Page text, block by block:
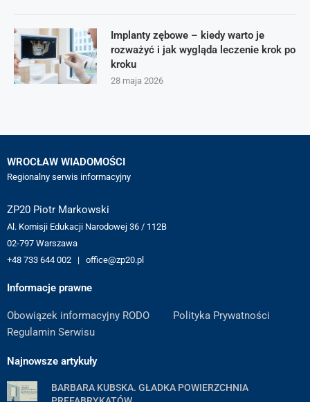
Implanty zębowe – kiedy warto je
rozważyć i jak wygląda leczenie krok po
kroku
28 maja 2026
WROCŁAW WIADOMOŚCI
Regionalny serwis informacyjny
ZP20 Piotr Markowski
Al. Komisji Edukacji Narodowej 36 / 112B
02-797 Warszawa
+48 733 644 002 | office@zp20.pl
Informacje prawne
Obowiązek informacyjny RODO
Polityka Prywatności
Regulamin Serwisu
Najnowsze artykuły
BARBARA KUBSKA. GŁADKA POWIERZCHNIA